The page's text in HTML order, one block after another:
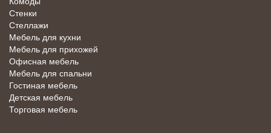
Стенки
Стеллажи
Мебель для кухни
Мебель для прихожей
Офисная мебель
Мебель для спальни
Гостиная мебель
Детская мебель
Торговая мебель